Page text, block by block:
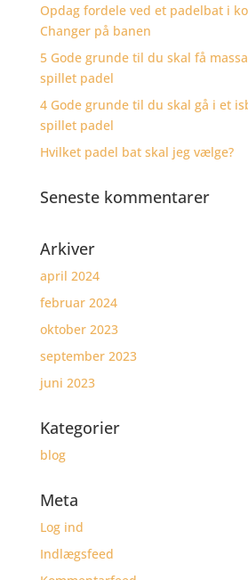
Opdag fordele ved et padelbat i
Changer på banen
5 Gode grunde til du skal få
spillet padel
4 Gode grunde til du skal gå i et
spillet padel
Hvilket padel bat skal jeg vælge?
Seneste kommentarer
Arkiver
april 2024
februar 2024
oktober 2023
september 2023
juni 2023
Kategorier
blog
Meta
Log ind
Indlægsfeed